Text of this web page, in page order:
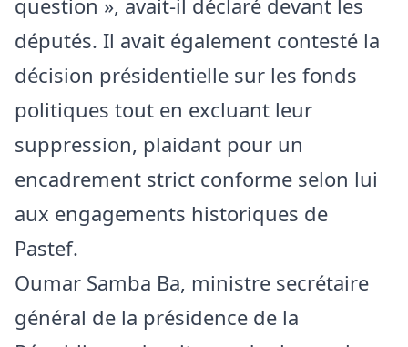
députés. Il avait également contesté la
décision présidentielle sur les fonds
politiques tout en excluant leur
suppression, plaidant pour un
encadrement strict conforme selon lui
aux engagements historiques de
Pastef.
Oumar Samba Ba, ministre secrétaire
général de la présidence de la